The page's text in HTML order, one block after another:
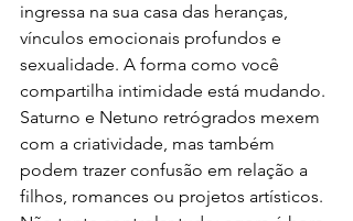
ingressa na sua casa das heranças,
vínculos emocionais profundos e
sexualidade. A forma como você
compartilha intimidade está mudando.
Saturno e Netuno retrógrados mexem
com a criatividade, mas também
podem trazer confusão em relação a
filhos, romances ou projetos artísticos.